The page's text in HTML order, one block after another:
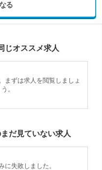
る
じオススメ求人
まずは求人を閲覧しましょ
う。
だ見ていない求人
に失敗しました。